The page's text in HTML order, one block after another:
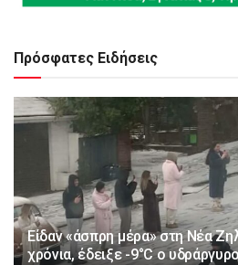
Πρόσφατες Ειδήσεις
Είδαν «άσπρη μέρα» στη Νέα
χρόνια, έδειξε -9°C ο